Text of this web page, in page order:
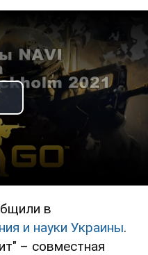
Video
в
и науки Украины.
– совместная